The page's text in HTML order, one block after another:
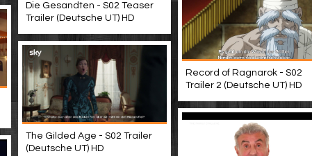
Die Gesandten - S02 Teaser
Trailer (Deutsche UT) HD
Record of Ragnarok - S02
Trailer 2 (Deutsche UT) HD
The Gilded Age - S02 Trailer
(Deutsche UT) HD